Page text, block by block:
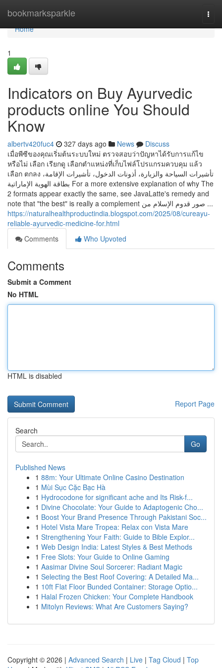
bookmarksparkle
Home
Home
1
Indicators on Buy Ayurvedic
products online You Should
Know
albertv420fuc4 327 days ago News
Discuss
เมื่อพีซีของคุณเริ่มต้นระบบใหม่ ตรวจสอบว่าปัญหาได้รับการแก้ไข
หรือไม่ เลือก เรียกดู เลือกตำแหน่งที่เก็บไฟล์โปรแกรมควบคุม แล้ว
เลือก ตกลง تأشيرات السياحة والزيارة، أذونات الدخول، تأشيرات الإقامة،
بطاقة الهوية الإماراتية For a more extensive explanation of why The
2 formats appear exactly the same, see JavaLatte's remedy and
note that "the best" is really a complement صور قدوم الإسلام من ...
https://naturalhealthproductindia.blogspot.com/2025/08/cureayu-
reliable-ayurvedic-medicine-for.html
Comments
Who Upvoted
Comments
Submit a Comment
No HTML
HTML is disabled
Report Page
Search
Go
Published News
1 88m: Your Ultimate Online Casino Destination
1 Mùi Sục Cặc Bạc Hà
1 Hydrocodone for significant ache and Its Risk-f...
1 Divine Chocolate: Your Guide to Adaptogenic Cho...
1 Boost Your Brand Presence Through Pakistani Soc...
1 Hotel Vista Mare Tropea: Relax con Vista Mare
1 Strengthening Your Faith: Guide to Bible Explor...
1 Web Design India: Latest Styles & Best Methods
1 Free Slots: Your Guide to Online Gaming
1 Aasimar Divine Soul Sorcerer: Radiant Magic
1 Selecting the Best Roof Covering: A Detailed Ma...
1 10ft Flat Floor Bunded Container: Storage Optio...
1 Halal Frozen Chicken: Your Complete Handbook
1 Mitolyn Reviews: What Are Customers Saying?
Copyright © 2026 | Advanced Search | Live | Tag Cloud | Top